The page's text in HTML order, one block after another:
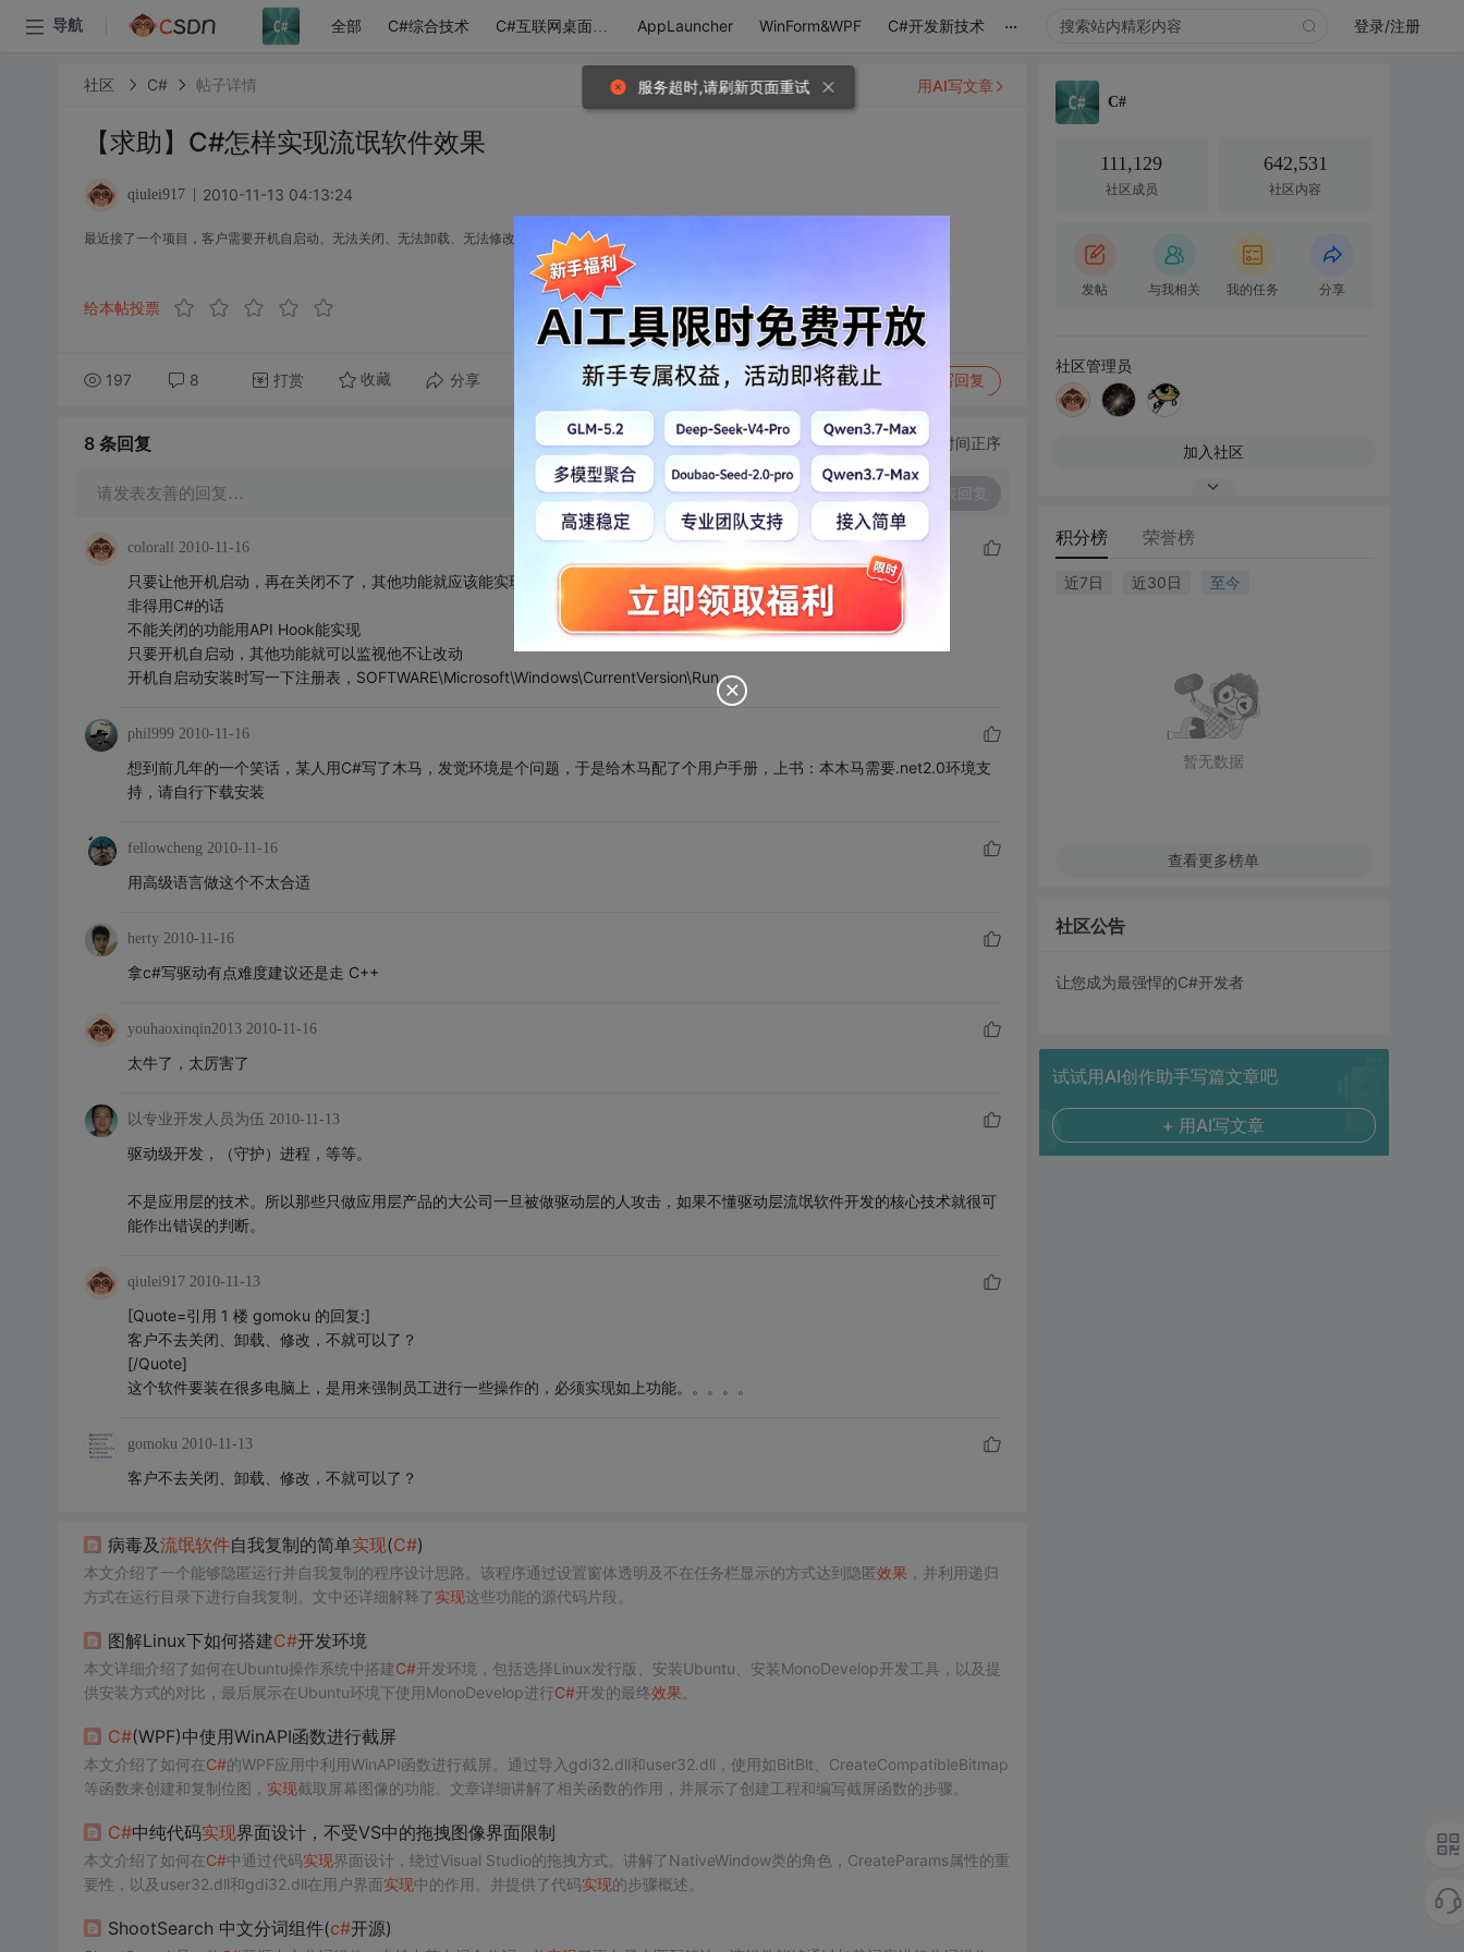
导航 全部 C#综合技术 C#互联网桌面应用 AppLauncher WinForm&WPF C#开发新技术 ... 登录/注册
社区 C# 帖子详情
【求助】C#怎样实现流氓软件效果
qiulei917 2010-11-13 04:13:24
最近接了一个项目，客户需要开机自启动、无法关闭、无法卸载、无法修改它的注册表项、无法结束它的进程，大虾们帮帮忙啊！！！急………………
给本帖投票
197 8 打赏 收藏 分享 转发到动态 举报 写回复
用AI写文章
8 条回复 切换为时间正序
请发表友善的回复… 发表回复
colorall 2010-11-16
只要让他开机启动，再在关闭不了，其他功能就应该能实现。
非得用C#的话
不能关闭的功能用API Hook能实现
只要开机自启动，其他功能就可以监视他不让改动
开机自启动安装时写一下注册表，SOFTWARE\Microsoft\Windows\CurrentVersion\Run
phil999 2010-11-16
想到前几年的一个笑话，某人用C#写了木马，发觉环境是个问题，于是给木马配了个用户手册，上书：本木马需要.net2.0环境支
持，请自行下载安装
fellowcheng 2010-11-16
用高级语言做这个不太合适
herty 2010-11-16
拿c#写驱动有点难度建议还是走 C++
youhaoxinqin2013 2010-11-16
太牛了，太厉害了
以专业开发人员为伍 2010-11-13
驱动级开发，（守护）进程，等等。
不是应用层的技术。所以那些只做应用层产品的大公司一旦被做驱动层的人攻击，如果不懂驱动层流氓软件开发的核心技术就很可
能作出错误的判断。
qiulei917 2010-11-13
[Quote=引用 1 楼 gomoku 的回复:]
客户不去关闭、卸载、修改，不就可以了？
[/Quote]
这个软件要装在很多电脑上，是用来强制员工进行一些操作的，必须实现如上功能。。。。。
gomoku 2010-11-13
客户不去关闭、卸载、修改，不就可以了？
病毒及流氓软件自我复制的简单实现(C#)
本文介绍了一个能够隐匿运行并自我复制的程序设计思路。该程序通过设置窗体透明及不在任务栏显示的方式达到隐匿效果 ，并利用递归
方式在运行目录下进行自我复制。文中还详细解释了实现这些功能的源代码片段。
图解Linux下如何搭建C#开发环境
本文详细介绍了如何在Ubuntu操作系统中搭建C#开发环境，包括选择Linux发行版、安装Ubuntu、安装MonoDevelop开发工具，以及提
供安装方式的对比，最后展示在Ubuntu环境下使用MonoDevelop进行C#开发的最终效果
C#(WPF)中使用WinAPI函数进行截屏
本文介绍了如何在C#的WPF应用中利用WinAPI函数进行截屏。通过导入gdi32.dll和user32.dll，使用如BitBlt、CreateCompatibleBitmap
等函数来创建和复制位图， 实现截取屏幕图像的功能。文章详细讲解了相关函数的作用，并展示了创建工程和编写截屏函数的步骤。
C#中纯代码实现界面设计，不受VS中的拖拽图像界面限制
本文介绍了如何在C#中通过代码实现界面设计，绕过Visual Studio的拖拽方式。讲解了NativeWindow类的角色，CreateParams属性的重
要性，以及user32.dll和gdi32.dll在用户界面实现中的作用。并提供了代码实现的步骤概述。
ShootSearch 中文分词组件(c#开源)
C#
111,129
社区成员
642,531
社区内容
发帖 与我相关 我的任务 分享
社区管理员
加入社区
积分榜 荣誉榜
近7日 近30日 至今
暂无数据
查看更多榜单
社区公告
让您成为最强悍的C#开发者
试试用AI创作助手写篇文章吧
+ 用AI写文章
服务超时,请刷新页面重试